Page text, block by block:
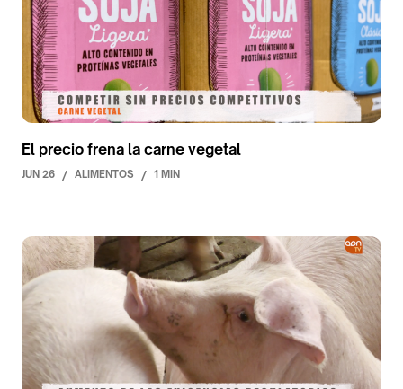
El precio frena la carne vegetal
JUN 26 / ALIMENTOS / 1 MIN